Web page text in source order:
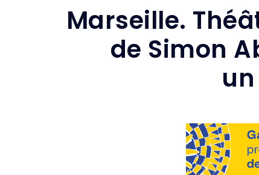
Marseille.
de Simon